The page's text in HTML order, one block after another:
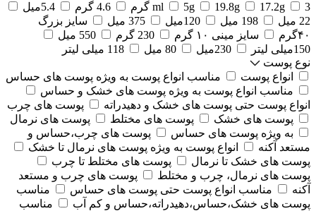
ml
5g 19.8g 17.2g 3 گرم 4.6 گرم
5.4میل
22 میل
198 میل 120میل 375 میل
سایز بزرگ
۴۰گرم
سایز مینی ۱۰ گرم 230 گرم
550 میل
150میلی لیتر
230میل 80 میل
118 میلی لیتر
نوع پوست
انواع پوست
مناسب انواع پوست به ویژه پوست های حساس
مناسب انواع پوست به ویژه پوست های خشک و حساس
انواع پوست حتی پوست های خشک و دهیدراته
پوست های چرب
پوست های خشک
پوست های مختلط
پوست های نرمال
به ویژه پوست های حساس
پوست های چرب،حساس و
مستعد آکنه
انواع پوست به ویژه پوست های نرمال تا خشک
پوست های خشک تا نرمال
پوست های مختلط تا چرب
پوست های نرمال، چرب و مختلط
پوست های چرب و مستعد
آکنه
مناسب انواع پوست حتی پوست های حساس
مناسب
پوست های خشک،حساس،دهیدراته،حساس و کم آب
مناسب